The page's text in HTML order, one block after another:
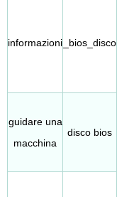
informazioni _bios_disco
guidare una
macchina
disco bios